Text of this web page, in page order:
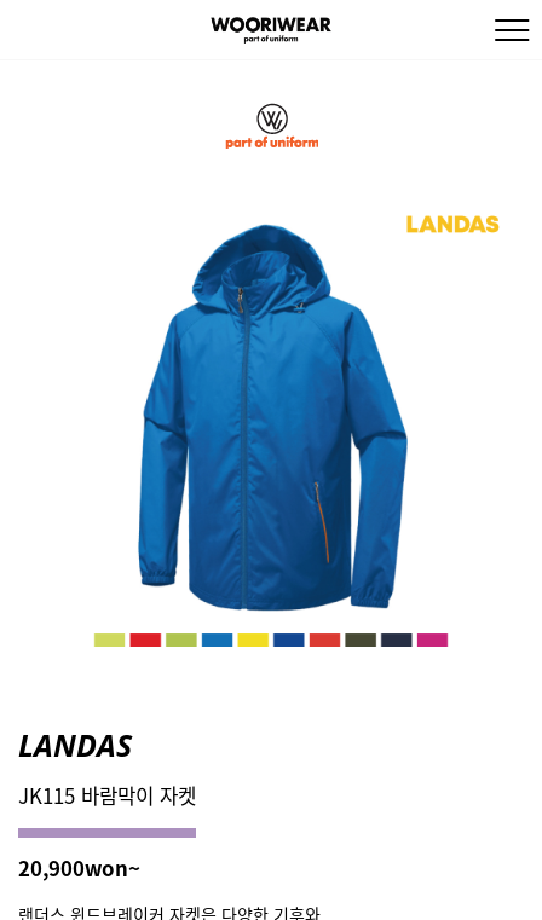
LANDAS
JK115 바람막이 자켓
20,900won~
랜더스 윈드브레이커 자켓은 다양한 기후와